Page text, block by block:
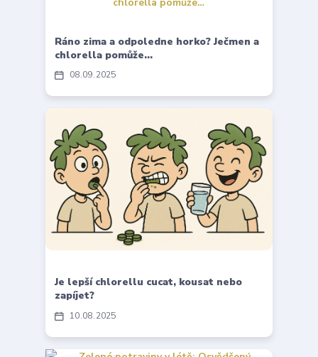
08 09 2025
Ráno zima a odpoledne horko? Ječmen a
chlorella pomůže…
10 08 2025
Je lepší chlorellu cucat, kousat nebo
zapíjet?